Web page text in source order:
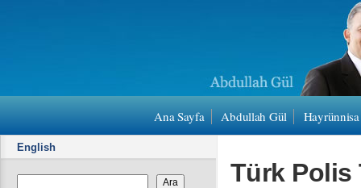
Ana Sayfa Abdullah Gül
English
Türk Polis